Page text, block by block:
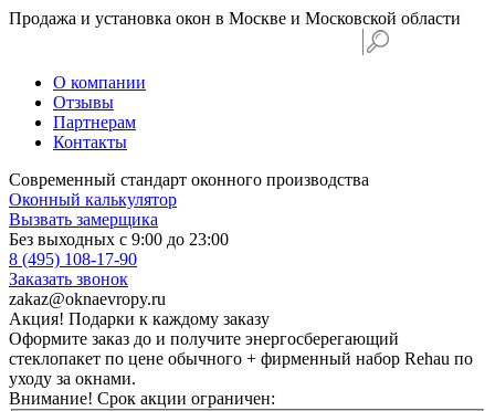
Продажа и установка окон в Москве и Московской области
О компании
Отзывы
Партнерам
Контакты
Современный стандарт оконного производства
Оконный калькулятор
Вызвать замерщика
Без выходных с 9:00 до 23:00
8 (495) 108-17-90
Заказать звонок
zakaz@oknaevropy.ru
Акция! Подарки к каждому заказу
Оформите заказ до и получите энергосберегающий
стеклопакет по цене обычного + фирменный набор Rehau по
уходу за окнами.
Внимание! Срок акции ограничен: